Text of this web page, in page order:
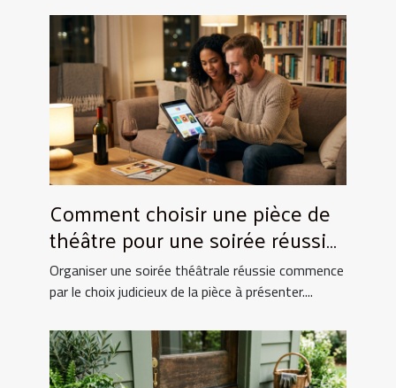
Comment choisir une pièce de
théâtre pour une soirée réussie
?
Organiser une soirée théâtrale réussie commence
par le choix judicieux de la pièce à présenter....